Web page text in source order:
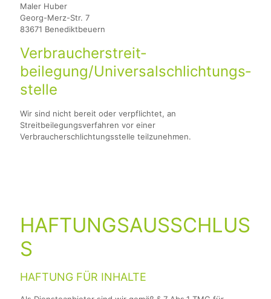
Maler Huber
Georg-Merz-Str. 7
83671 Benediktbeuern
Verbraucher­streit­
beilegung/Universal­schlichtungs­
stelle
Wir sind nicht bereit oder verpflichtet, an
Streitbeilegungsverfahren vor einer
Verbraucherschlichtungsstelle teilzunehmen.
HAFTUNGSAUSSCHLUS
S
HAFTUNG FÜR INHALTE